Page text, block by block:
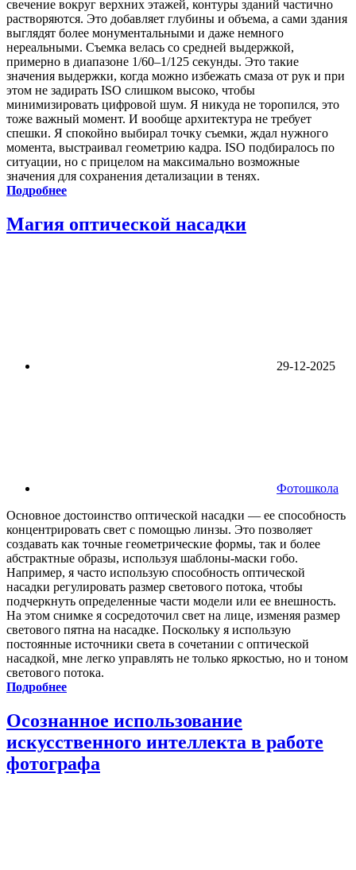
свечение вокруг верхних этажей, контуры зданий частично
растворяются. Это добавляет глубины и объема, а сами здания
выглядят более монументальными и даже немного
нереальными. Съемка велась со средней выдержкой,
примерно в диапазоне 1/60–1/125 секунды. Это такие
значения выдержки, когда можно избежать смаза от рук и при
этом не задирать ISO слишком высоко, чтобы
минимизировать цифровой шум. Я никуда не торопился, это
тоже важный момент. И вообще архитектура не требует
спешки. Я спокойно выбирал точку съемки, ждал нужного
момента, выстраивал геометрию кадра. ISO подбиралось по
ситуации, но с прицелом на максимально возможные
значения для сохранения детализации в тенях.
Подробнее
Магия оптической насадки
29-12-2025
Фотошкола
Основное достоинство оптической насадки — ее способность
концентрировать свет с помощью линзы. Это позволяет
создавать как точные геометрические формы, так и более
абстрактные образы, используя шаблоны-маски гобо.
Например, я часто использую способность оптической
насадки регулировать размер светового потока, чтобы
подчеркнуть определенные части модели или ее внешность.
На этом снимке я сосредоточил свет на лице, изменяя размер
светового пятна на насадке. Поскольку я использую
постоянные источники света в сочетании с оптической
насадкой, мне легко управлять не только яркостью, но и тоном
светового потока.
Подробнее
Осознанное использование
искусственного интеллекта в работе
фотографа